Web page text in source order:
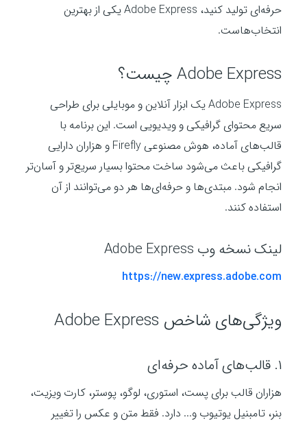
حرفه‌ای تولید کنید، Adobe Express یکی از بهترین
انتخاب‌هاست.
Adobe Express چیست؟
Adobe Express یک ابزار آنلاین و موبایلی برای طراحی
سریع محتوای گرافیکی و ویدیویی است. این برنامه با
قالب‌های آماده، هوش مصنوعی Firefly و هزاران دارایی
گرافیکی باعث می‌شود ساخت محتوا بسیار سریع‌تر و آسان‌تر
انجام شود. مبتدی‌ها و حرفه‌ای‌ها هر دو می‌توانند از آن
استفاده کنند.
لینک نسخه وب Adobe Express
https://new.express.adobe.com
ویژگی‌های شاخص Adobe Express
۱. قالب‌های آماده حرفه‌ای
هزاران قالب برای پست، استوری، لوگو، پوستر، کارت ویزیت،
بنر، تامبنیل یوتیوب و... دارد. فقط متن و عکس را تغییر